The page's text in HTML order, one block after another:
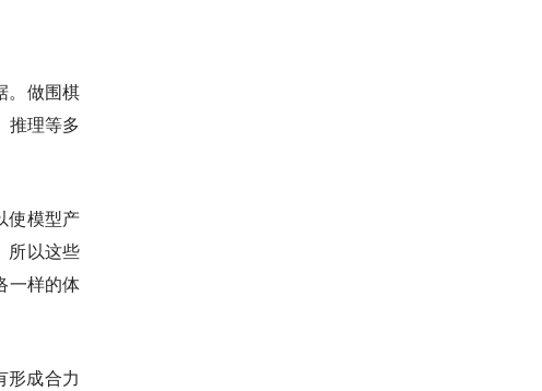
。做围棋
推理等多
使模型产
所以这些
一样的体
形成合力